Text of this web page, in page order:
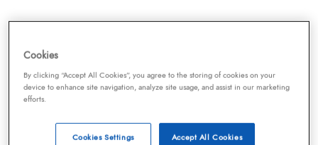
Telemarkkinointiliiton ja
puhelinmyyjienjatelemarkkinoijien numeroita.
Lisäksi tunnistamme automaattisesti, jos kyseessä on
puhelinhuijarin numero, sähköpostiosoitetai
huijausviesti. Tietokantaamme päivitetään jatkuvasti,
Cookies
By clicking “Accept All Cookies”, you agree to the storing of cookies on your
device to enhance site navigation, analyze site usage, and assist in our marketing
efforts.
Accept All Cookies
Cookies Settings